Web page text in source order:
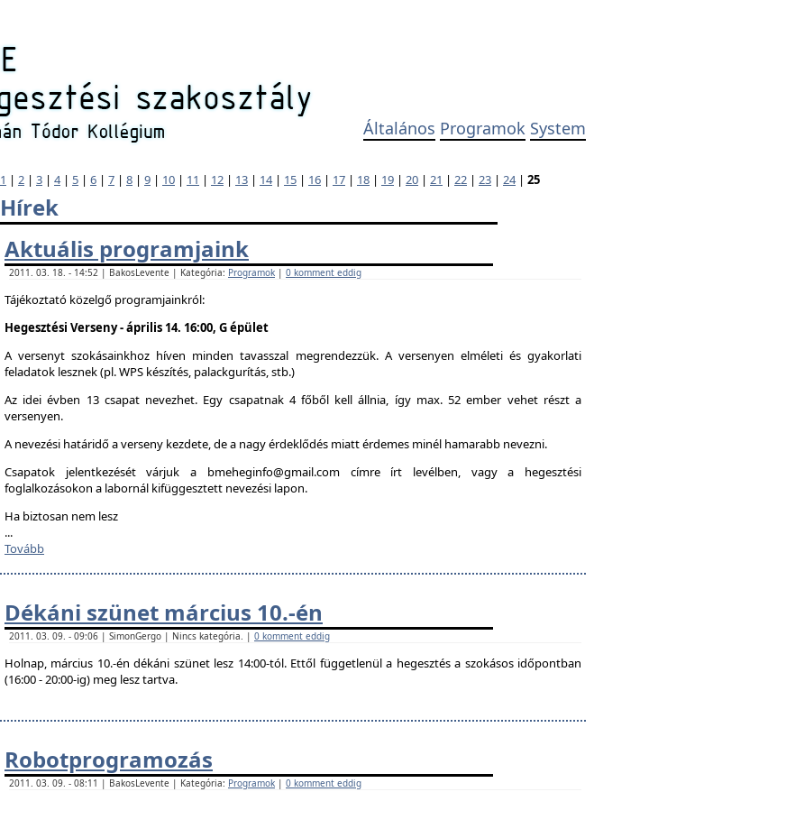
Általános Programok System
1 | 2 | 3 | 4| 5 | 6 | 7 | 8 | 9 | 10 | 11 | 12 | 13 | 14| 15 | 16 | 17 | 18 | 19 | 20 | 21 | 22 | 23 | 24| 25
Hírek
Aktuális programjaink
2011. 03. 18. - 14:52 | BakosLevente | Kategória: Programok | 0 komment eddig
Tájékoztató közelgő programjainkról:
Hegesztési Verseny - április 14. 16:00, G épület
A versenyt szokásainkhoz híven minden tavasszal megrendezzük. A versenyen elméleti és gyakorlati
feladatok lesznek (pl. WPS készítés, palackgurítás, stb.)
Az idei évben 13 csapat nevezhet. Egy csapatnak 4 főből kell állnia, így max. 52 ember vehet részt a
versenyen.
A nevezési határidő a verseny kezdete, de a nagy érdeklődés miatt érdemes minél hamarabb nevezni.
Csapatok jelentkezését várjuk a bmeheginfo@gmail.com címre írt levélben, vagy a hegesztési
foglalkozásokon a labornál kifüggesztett nevezési lapon.
Ha biztosan nem lesz
...
Tovább
Dékáni szünet március 10.-én
2011. 03. 09. - 09:06 | SimonGergo | Nincs kategória. | 0 komment eddig
Holnap, március 10.-én dékáni szünet lesz 14:00-tól. Ettől függetlenül a hegesztés a szokásos időpontban
(16:00 - 20:00-ig) meg lesz tartva.
Robotprogramozás
2011. 03. 09. - 08:11 | BakosLevente | Kategória: Programok | 0 komment eddig